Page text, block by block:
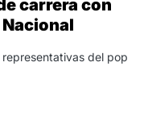
carrera con
del pop